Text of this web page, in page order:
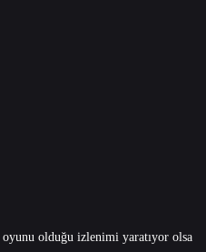
olduğu izlenimi yaratıyor olsa